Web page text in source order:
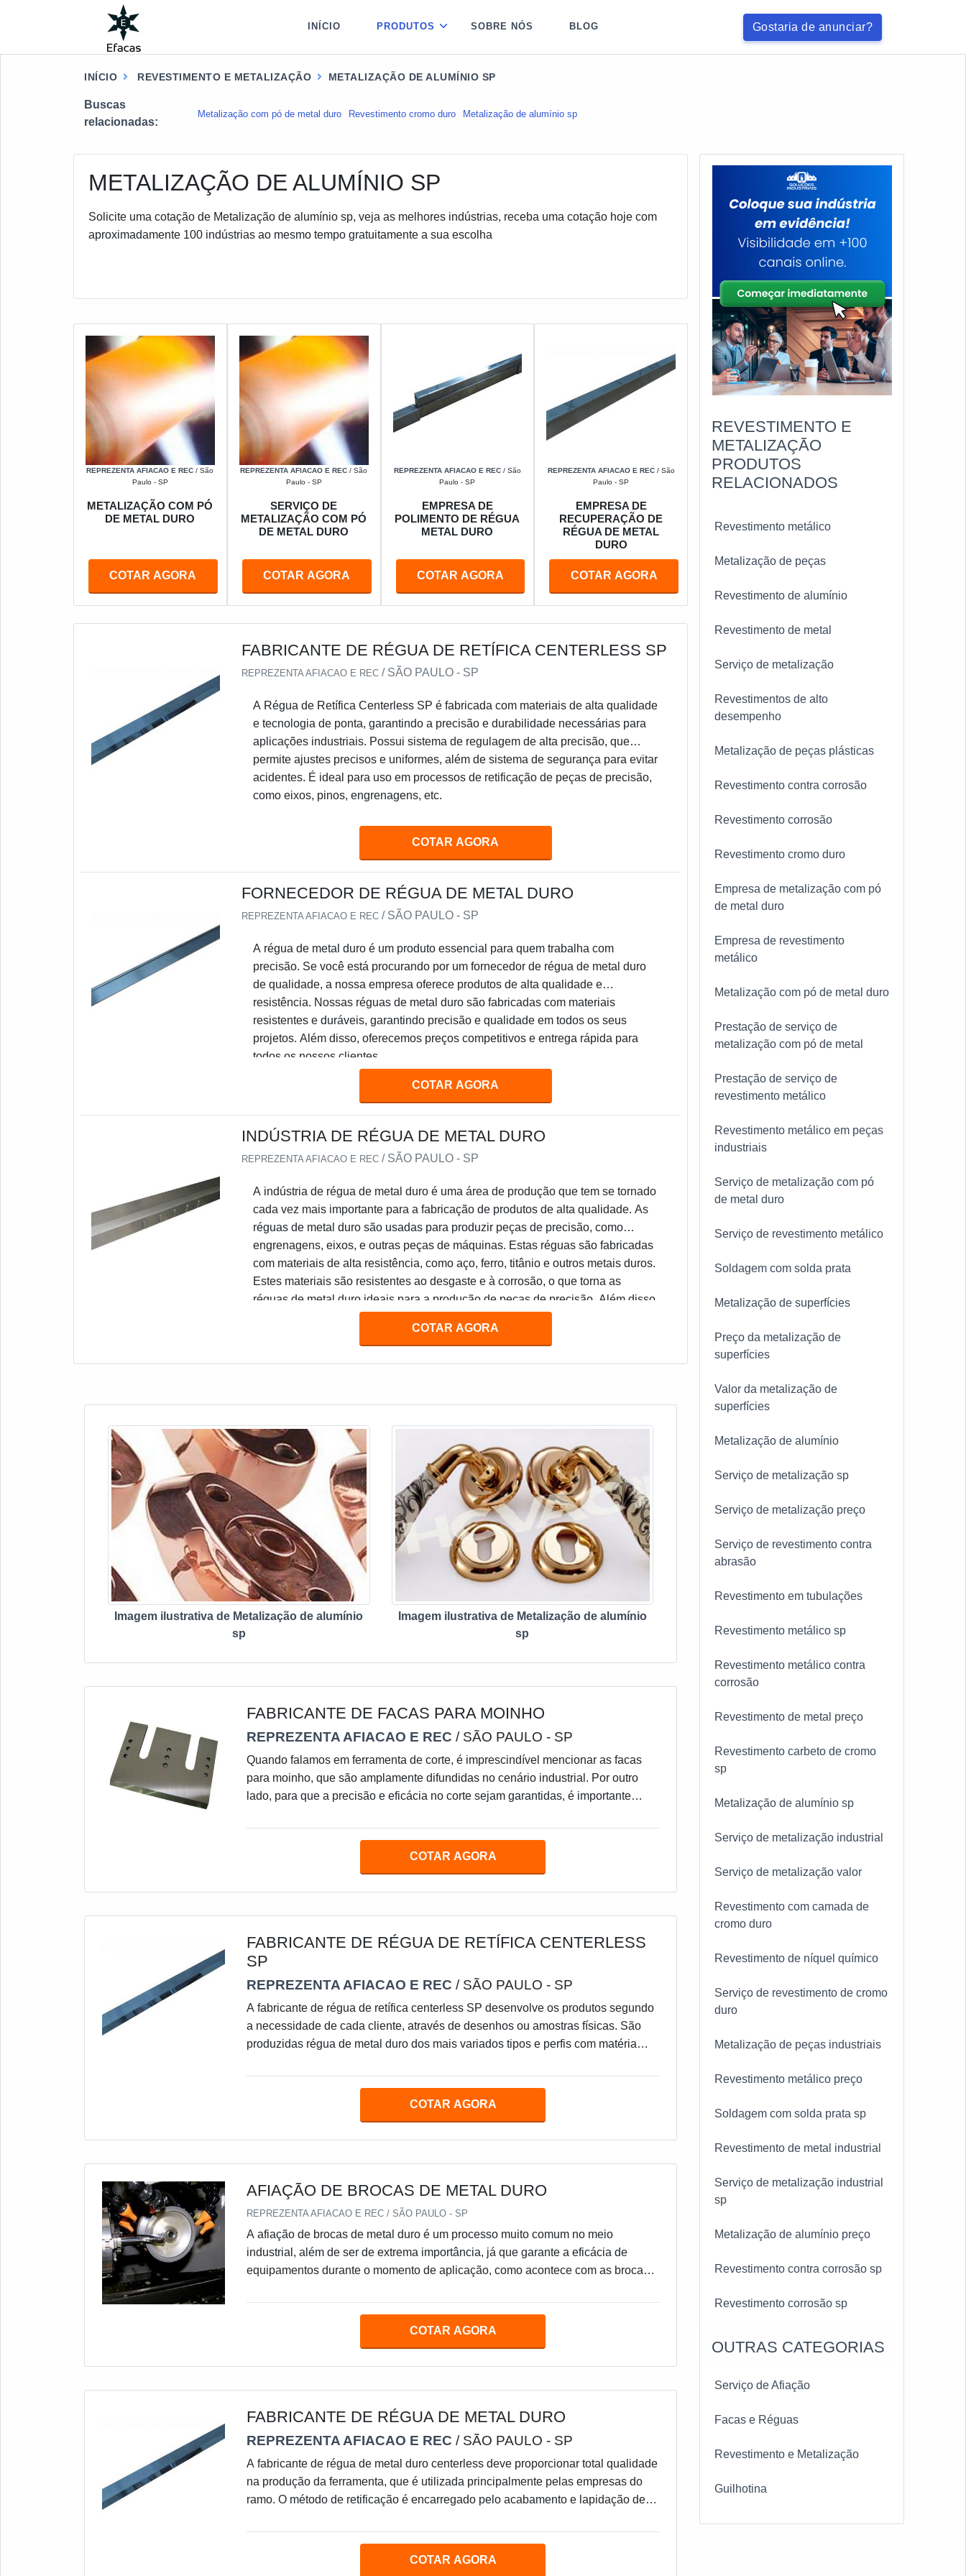
Gostaria de anunciar?
INÍCIO PRODUTOS SOBRE NÓS BLOG
INÍCIO REVESTIMENTO E METALIZAÇÃO METALIZAÇÃO DE ALUMÍNIO SP
Buscas
relacionadas:
Metalização com pó de metal duro Revestimento cromo duro Metalização de alumínio sp
METALIZAÇÃO DE ALUMÍNIO SP
Solicite uma cotação de Metalização de alumínio sp, veja as melhores indústrias, receba uma cotação hoje com
aproximadamente 100 indústrias ao mesmo tempo gratuitamente a sua escolha
REPREZENTA AFIACAO E REC / São
Paulo - SP
METALIZAÇÃO COM PÓ
DE METAL DURO
COTAR AGORA
REPREZENTA AFIACAO E REC / São
Paulo - SP
SERVIÇO DE
METALIZAÇÃO COM PÓ
DE METAL DURO
COTAR AGORA
REPREZENTA AFIACAO E REC/ São
Paulo - SP
EMPRESA DE
POLIMENTO DE RÉGUA
METAL DURO
COTAR AGORA
REPREZENTA AFIACAO E REC/ São
Paulo - SP
EMPRESA DE
RECUPERAÇÃO DE
RÉGUA DE METAL
DURO
COTAR AGORA
FABRICANTE DE RÉGUA DE RETÍFICA CENTERLESS SP
REPREZENTA AFIACAO E REC / SÃO PAULO - SP
A Régua de Retífica Centerless SP é fabricada com materiais de alta qualidade
e tecnologia de ponta, garantindo a precisão e durabilidade necessárias para
aplicações industriais. Possui sistema de regulagem de alta precisão, que
permite ajustes precisos e uniformes, além de sistema de segurança para evitar
acidentes. É ideal para uso em processos de retificação de peças de precisão,
como eixos, pinos, engrenagens, etc.
COTAR AGORA
FORNECEDOR DE RÉGUA DE METAL DURO
REPREZENTA AFIACAO E REC / SÃO PAULO - SP
A régua de metal duro é um produto essencial para quem trabalha com
precisão. Se você está procurando por um fornecedor de régua de metal duro
de qualidade, a nossa empresa oferece produtos de alta qualidade e
resistência. Nossas réguas de metal duro são fabricadas com materiais
resistentes e duráveis, garantindo precisão e qualidade em todos os seus
projetos. Além disso, oferecemos preços competitivos e entrega rápida para
todos os nossos clientes.
COTAR AGORA
INDÚSTRIA DE RÉGUA DE METAL DURO
REPREZENTA AFIACAO E REC / SÃO PAULO - SP
A indústria de régua de metal duro é uma área de produção que tem se tornado
cada vez mais importante para a fabricação de produtos de alta qualidade. As
réguas de metal duro são usadas para produzir peças de precisão, como
engrenagens, eixos, e outras peças de máquinas. Estas réguas são fabricadas
com materiais de alta resistência, como aço, ferro, titânio e outros metais duros.
Estes materiais são resistentes ao desgaste e à corrosão, o que torna as
réguas de metal duro ideais para a produção de peças de precisão. Além disso,
as réguas de metal duro são muito duráveis e podem ser usadas por muitos
anos sem necessidade de manutenção.
COTAR AGORA
Imagem ilustrativa de Metalização de alumínio
sp
Imagem ilustrativa de Metalização de alumínio
sp
FABRICANTE DE FACAS PARA MOINHO
REPREZENTA AFIACAO E REC / SÃO PAULO - SP
Quando falamos em ferramenta de corte, é imprescindível mencionar as facas
para moinho, que são amplamente difundidas no cenário industrial. Por outro
lado, para que a precisão e eficácia no corte sejam garantidas, é importante
um ótimo instrumento de corte, é essencial que haja boa produção, o que
envolve mão de obra qualificada, utilização de matéria-prima de qualidade e
COTAR AGORA
FABRICANTE DE RÉGUA DE RETÍFICA CENTERLESS
SP
REPREZENTA AFIACAO E REC / SÃO PAULO - SP
A fabricante de régua de retífica centerless SP desenvolve os produtos segundo
a necessidade de cada cliente, através de desenhos ou amostras físicas. São
produzidas régua de metal duro dos mais variados tipos e perfis com matéria
maquinário como um todo, é imprescindível que as réguas sempre estejam em
plena atividade e alinhadas com o que se espera em questões de performance e
COTAR AGORA
AFIAÇÃO DE BROCAS DE METAL DURO
REPREZENTA AFIACAO E REC / SÃO PAULO - SP
A afiação de brocas de metal duro é um processo muito comum no meio
industrial, além de ser de extrema importância, já que garante a eficácia de
equipamentos durante o momento de aplicação, como acontece com as brocas
ferramenta possa ser usada novamente depois do desgaste promovido pela
atividade. Há inúmeras vantagens em contar com o serviço de afiação de
COTAR AGORA
FABRICANTE DE RÉGUA DE METAL DURO
REPREZENTA AFIACAO E REC / SÃO PAULO - SP
A fabricante de régua de metal duro centerless deve proporcionar total qualidade
na produção da ferramenta, que é utilizada principalmente pelas empresas do
ramo. O método de retificação é encarregado pelo acabamento e lapidação de
indústria, diferentes equipamentos e ferramentas são importantes para expandir
o índice de produção, assim pode garantir mais qualidades nas aplicações de
COTAR AGORA
REVESTIMENTO E
METALIZAÇÃO
PRODUTOS
RELACIONADOS
Revestimento metálico
Metalização de peças
Revestimento de alumínio
Revestimento de metal
Serviço de metalização
Revestimentos de alto
desempenho
Metalização de peças plásticas
Revestimento contra corrosão
Revestimento corrosão
Revestimento cromo duro
Empresa de metalização com pó
de metal duro
Empresa de revestimento
metálico
Metalização com pó de metal duro
Prestação de serviço de
metalização com pó de metal
Prestação de serviço de
revestimento metálico
Revestimento metálico em peças
industriais
Serviço de metalização com pó
de metal duro
Serviço de revestimento metálico
Soldagem com solda prata
Metalização de superfícies
Preço da metalização de
superfícies
Valor da metalização de
superfícies
Metalização de alumínio
Serviço de metalização sp
Serviço de metalização preço
Serviço de revestimento contra
abrasão
Revestimento em tubulações
Revestimento metálico sp
Revestimento metálico contra
corrosão
Revestimento de metal preço
Revestimento carbeto de cromo
sp
Metalização de alumínio sp
Serviço de metalização industrial
Serviço de metalização valor
Revestimento com camada de
cromo duro
Revestimento de níquel químico
Serviço de revestimento de cromo
duro
Metalização de peças industriais
Revestimento metálico preço
Soldagem com solda prata sp
Revestimento de metal industrial
Serviço de metalização industrial
sp
Metalização de alumínio preço
Revestimento contra corrosão sp
Revestimento corrosão sp
OUTRAS CATEGORIAS
Serviço de Afiação
Facas e Réguas
Revestimento e Metalização
Guilhotina